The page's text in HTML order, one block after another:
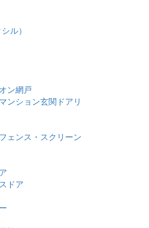
ル）
ン網戸
ンション玄関ドアリ
ェンス・スクリーン
ドア